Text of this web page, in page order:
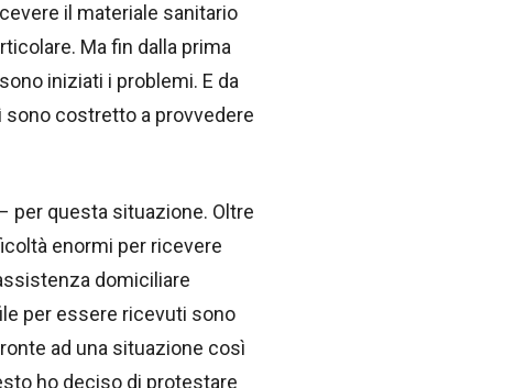
il materiale sanitario
Ma fin dalla prima
iniziati i problemi. E da
sono costretto a provvedere
per questa situazione. Oltre
enormi per ricevere
domiciliare
per essere ricevuti sono
ad una situazione così
ho deciso di protestare